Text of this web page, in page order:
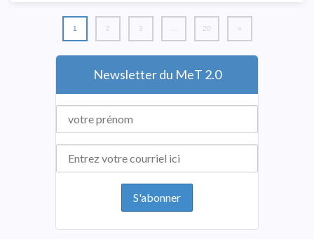
1 2 3 20 »
Newsletter du MeT 2.0